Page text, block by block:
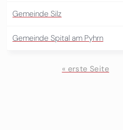
Gemeinde Silz
Gemeinde Spital am Pyhrn
« erste Seite